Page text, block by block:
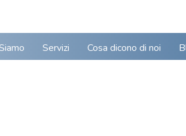
Servizi Cosa dicono di noi